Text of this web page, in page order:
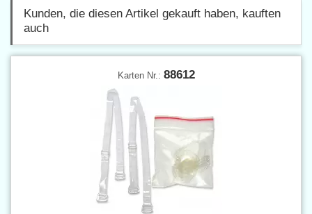
Kunden, die diesen Artikel gekauft haben, kauften
auch
Karten Nr.: 88612